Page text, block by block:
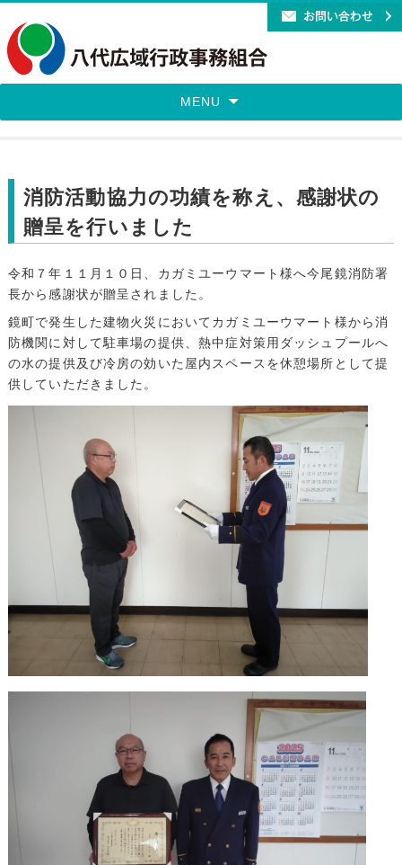
MENU
消防活動協力の功績を称え、感謝状の
贈呈を行いました
令和７年１１月１０日、カガミユーウマート様へ今尾鏡消防署
長から感謝状が贈呈されました。
鏡町で発生した建物火災においてカガミユーウマート様から消
防機関に対して駐車場の提供、熱中症対策用ダッシュプールへ
の水の提供及び冷房の効いた屋内スペースを休憩場所として提
供していただきました。